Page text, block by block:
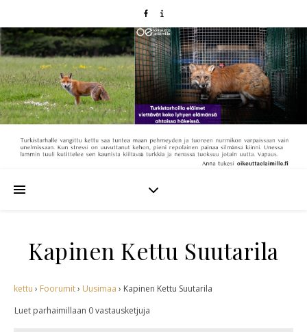
Kapinen Kettu Suutarila
kettu › Foorumit› Uusimaa › Kapinen Kettu Suutarila
Luet parhaimillaan 0 vastausketjuja